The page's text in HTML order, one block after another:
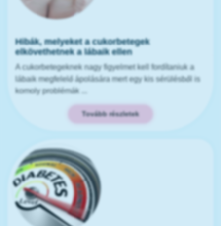
Hibák, melyeket a cukorbetegek
elkövethetnek a lábaik ellen
A cukorbetegeknek nagy figyelmet kell fordítaniuk a
lábaik megfelelő ápolására mert egy kis sérülésből is
komoly problémák ...
Tovább részletek